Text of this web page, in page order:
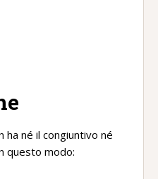
né il congiuntivo né
questo modo: